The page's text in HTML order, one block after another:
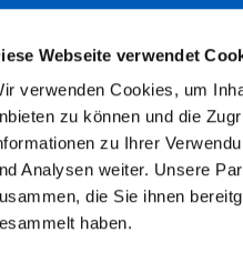
Webseite verwendet
verwenden Cookies, um
zu können und die
zu Ihrer
Analysen weiter. Unsere
die Sie ihnen
haben.
Trinitatis-Kirchengemeinde